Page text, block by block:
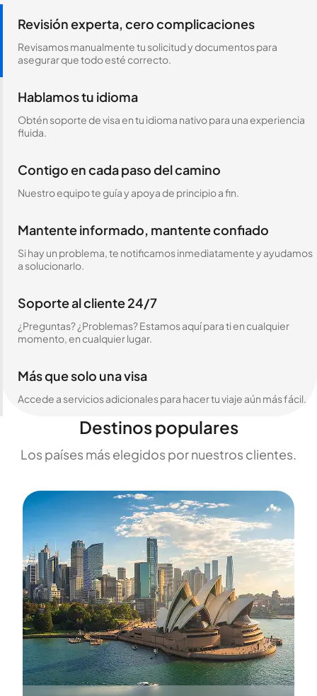
Revisión experta, cero complicaciones
Revisamos manualmente tu solicitud y documentos para
asegurar que todo esté correcto.
Hablamos tu idioma
Obtén soporte de visa en tu idioma nativo para una experiencia
fluida.
Contigo en cada paso del camino
Nuestro equipo te guía y apoya de principio a fin.
Mantente informado, mantente confiado
Si hay un problema, te notificamos inmediatamente y ayudamos
a solucionarlo.
Soporte al cliente 24/7
¿Preguntas? ¿Problemas? Estamos aquí para ti en cualquier
momento, en cualquier lugar.
Más que solo una visa
Accede a servicios adicionales para hacer tu viaje aún más fácil.
Destinos populares
Los países más elegidos por nuestros clientes.